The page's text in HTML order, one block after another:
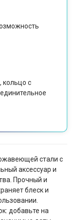
кольцо с
стали с
аксессуар и
Прочный и
блеск и
добавьте на